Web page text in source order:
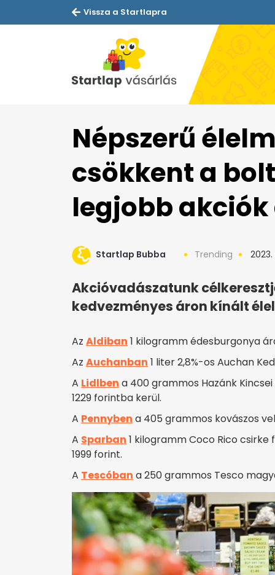
Vissza a Startlapra
Népszerű
csökkent a
legjobb akciók
Startlap Bubba Trending
Akcióvadászatunk
kedvezményes áron kínált
Az Aldiban 1 kilogramm édesburgonya
Az Auchanban 1 liter 2,8%-os Auchan
A Lidlben a 400 grammos Hazánk
1229 forintba kerül.
A Pennyben a 405 grammos kovászos
A Sparban 1 kilogramm Coco Rico
1999 forint.
A Tescóban a 250 grammos Tesco